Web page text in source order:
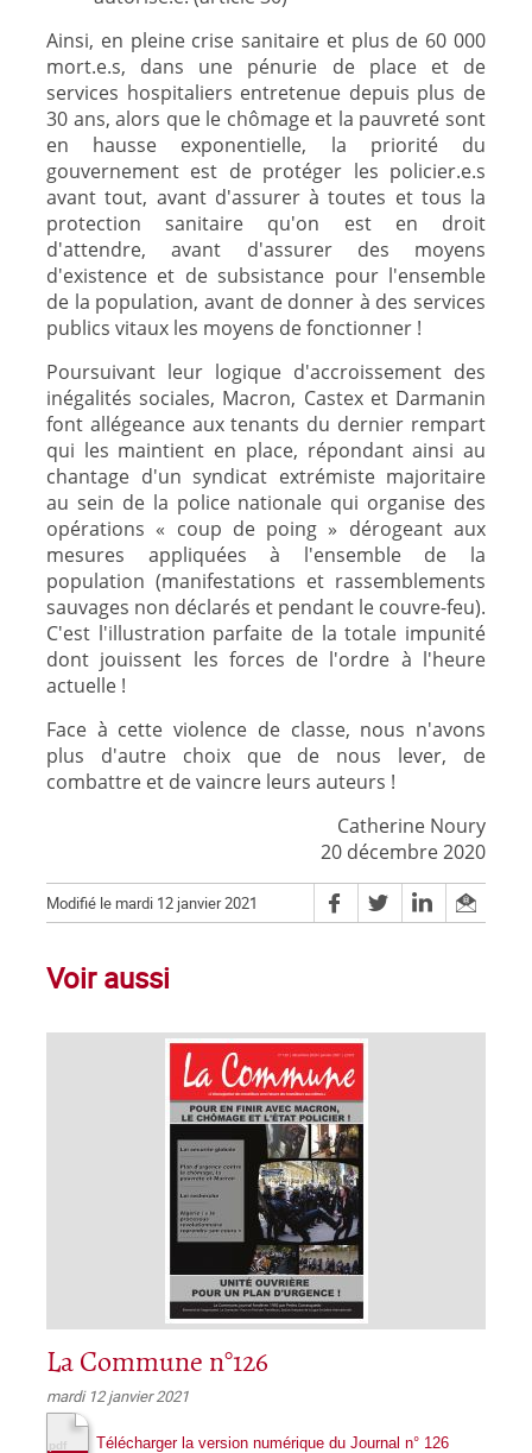
Ainsi, en pleine crise sanitaire et plus de 60 000
mort.e.s, dans une pénurie de place et de
services hospitaliers entretenue depuis plus de
30 ans, alors que le chômage et la pauvreté sont
en hausse exponentielle, la priorité du
gouvernement est de protéger les policier.e.s
avant tout, avant d'assurer à toutes et tous la
protection sanitaire qu'on est en droit
d'attendre, avant d'assurer des moyens
d'existence et de subsistance pour l'ensemble
de la population, avant de donner à des services
publics vitaux les moyens de fonctionner !
Poursuivant leur logique d'accroissement des
inégalités sociales, Macron, Castex et Darmanin
font allégeance aux tenants du dernier rempart
qui les maintient en place, répondant ainsi au
chantage d'un syndicat extrémiste majoritaire
au sein de la police nationale qui organise des
opérations « coup de poing » dérogeant aux
mesures appliquées à l'ensemble de la
population (manifestations et rassemblements
sauvages non déclarés et pendant le couvre-feu).
C'est l'illustration parfaite de la totale impunité
dont jouissent les forces de l'ordre à l'heure
actuelle !
Face à cette violence de classe, nous n'avons
plus d'autre choix que de nous lever, de
combattre et de vaincre leurs auteurs !
Catherine Noury
20 décembre 2020
Modifié le mardi 12 janvier 2021
Voir aussi
La Commune n°126
mardi 12 janvier 2021
Télécharger la version numérique du Journal n° 126